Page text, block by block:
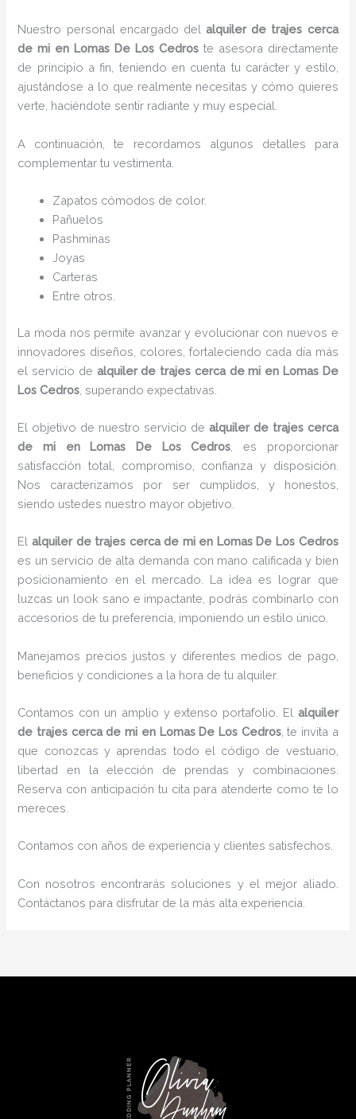
Nuestro personal encargado delalquiler de trajes cerca
de mi en Lomas De Los Cedroste asesora directamente
de principio a fin, teniendo en cuenta tu carácter y estilo,
ajustándose a lo que realmente necesitas y cómo quieres
verte, haciéndote sentir radiante y muy especial.
A continuación, te recordamos algunos detalles para
complementar tu vestimenta.
Zapatos cómodos de color.
Pañuelos
Pashminas
Joyas
Carteras
Entre otros.
La moda nos permite avanzar y evolucionar con nuevos e
innovadores diseños, colores, fortaleciendo cada día más
el servicio de alquiler de trajes cerca de mi en Lomas De
Los Cedros , superando expectativas.
El objetivo de nuestro servicio de alquiler de trajes cerca
de mi
en Lomas De Los Cedros , es proporcionar
satisfacción total, compromiso, confianza y disposición.
Nos caracterizamos por ser cumplidos, y honestos,
siendo ustedes nuestro mayor objetivo.
Elalquiler de trajes cerca de mien Lomas De Los Cedros
es un servicio de alta demanda con mano calificada y bien
posicionamiento en el mercado. La idea es lograr que
luzcas un look sano e impactante, podrás combinarlo con
accesorios de tu preferencia, imponiendo un estilo único.
Manejamos precios justos y diferentes medios de pago,
beneficios y condiciones a la hora de tu alquiler.
Contamos con un amplio y extenso portafolio. El alquiler
de trajes cerca de mi en Lomas De Los Cedros, te invita a
que conozcas y aprendas todo el código de vestuario,
libertad en la elección de prendas y combinaciones.
Reserva con anticipación tu cita para atenderte como te lo
mereces.
Contamos con años de experiencia y clientes satisfechos.
Con nosotros encontrarás soluciones y el mejor aliado.
Contáctanos para disfrutar de la más alta experiencia.